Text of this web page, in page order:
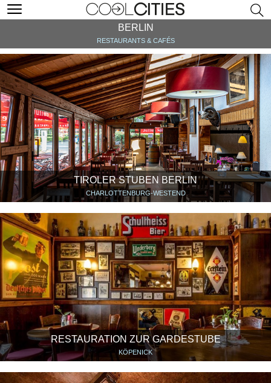
BERLIN
RESTAURANTS & CAFÉS
TIROLER STUBEN BERLIN
CHARLOTTENBURG-WESTEND
RESTAURATION ZUR GARDESTUBE
KÖPENICK